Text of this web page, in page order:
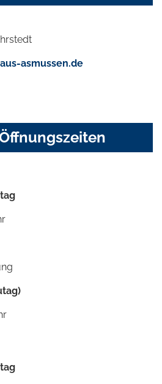
asmussen.de